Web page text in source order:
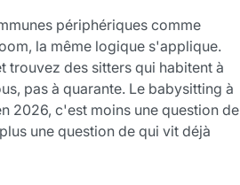
périphériques comme
la même logique s'applique.
trouvez des sitters qui habitent à
pas à quarante. Le babysitting à
2026, c'est moins une question de
une question de qui vit déjà